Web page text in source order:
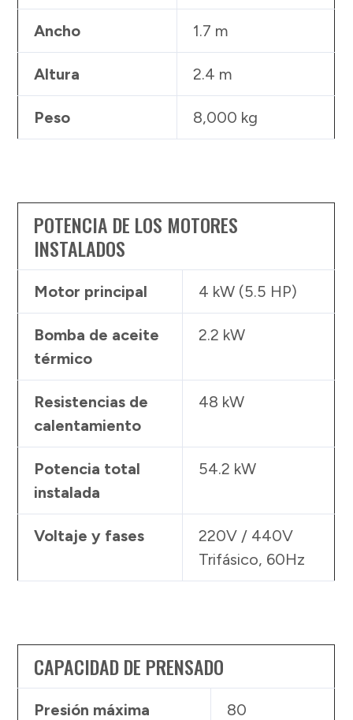
Ancho 1.7 m
Altura 2.4 m
Peso 8,000 kg
POTENCIA DE LOS MOTORES
INSTALADOS
Motor principal 4 kW (5.5 HP)
Bomba de aceite
térmico
2.2 kW
Resistencias de
calentamiento
48 kW
Potencia total
instalada
54.2 kW
Voltaje y fases
220V / 440V
Trifásico, 60Hz
CAPACIDAD DE PRENSADO
Presión máxima
80